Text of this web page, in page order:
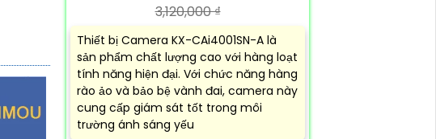
3,120,000 ₫
Thiết bị Camera KX-CAi4001SN-A là
sản phẩm chất lượng cao với hàng loạt
tính năng hiện đại. Với chức năng hàng
rào ảo và bảo bệ vành đai, camera này
cung cấp giám sát tốt trong môi
trường ánh sáng yếu